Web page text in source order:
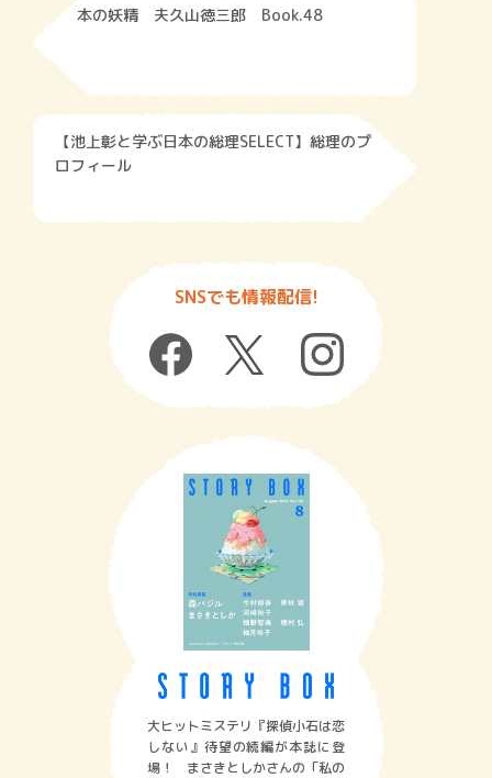
本の妖精 夫久山徳三郎 Book.48
【池上彰と学ぶ日本の総理SELECT】総理のプ
ロフィール
SNSでも情報配信!
大ヒットミステリ『探偵小石は恋
しない』待望の続編が本誌に登
場！ まさきとしかさんの「私の